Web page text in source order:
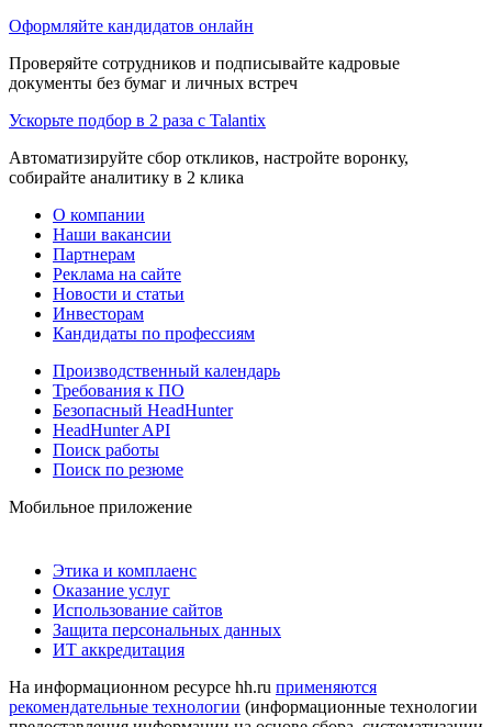
Оформляйте кандидатов онлайн
Проверяйте сотрудников и подписывайте кадровые
документы без бумаг и личных встреч
Ускорьте подбор в 2 раза с Talantix
Автоматизируйте сбор откликов, настройте воронку,
собирайте аналитику в 2 клика
О компании
Наши вакансии
Партнерам
Реклама на сайте
Новости и статьи
Инвесторам
Кандидаты по профессиям
Производственный календарь
Требования к ПО
Безопасный HeadHunter
HeadHunter API
Поиск работы
Поиск по резюме
Мобильное приложение
Этика и комплаенс
Оказание услуг
Использование сайтов
Защита персональных данных
ИТ аккредитация
На информационном ресурсе hh.ru применяются
рекомендательные технологии (информационные технологии